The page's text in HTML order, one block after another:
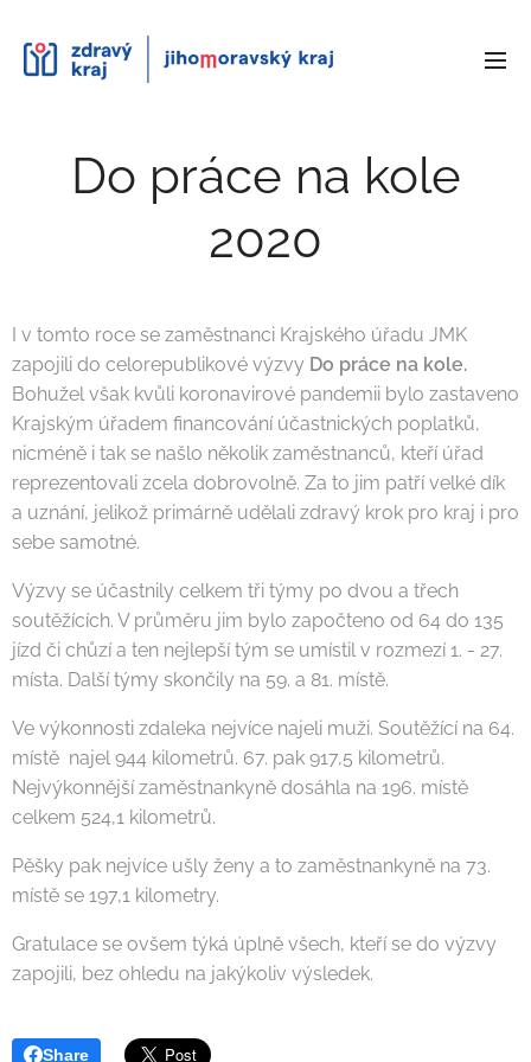
Do práce na kole
2020
I v tomto roce se zaměstnanci Krajského úřadu JMK
zapojili do celorepublikové výzvy Do práce na kole.
Bohužel však kvůli koronavirové pandemii bylo zastaveno
Krajským úřadem financování účastnických poplatků,
nicméně i tak se našlo několik zaměstnanců, kteří úřad
reprezentovali zcela dobrovolně. Za to jim patří velké dík
a uznání, jelikož primárně udělali zdravý krok pro kraj i pro
sebe samotné.
Výzvy se účastnily celkem tři týmy po dvou a třech
soutěžících. V průměru jim bylo započteno od 64 do 135
jízd či chůzí a ten nejlepší tým se umístil v rozmezí 1. - 27.
místa. Další týmy skončily na 59. a 81. místě.
Ve výkonnosti zdaleka nejvíce najeli muži. Soutěžící na 64.
místě najel 944 kilometrů. 67. pak 917,5 kilometrů.
Nejvýkonnější zaměstnankyně dosáhla na 196. místě
celkem 524,1 kilometrů.
Pěšky pak nejvíce ušly ženy a to zaměstnankyně na 73.
místě se 197,1 kilometry.
Gratulace se ovšem týká úplně všech, kteří se do výzvy
zapojili, bez ohledu na jakýkoliv výsledek.
Share